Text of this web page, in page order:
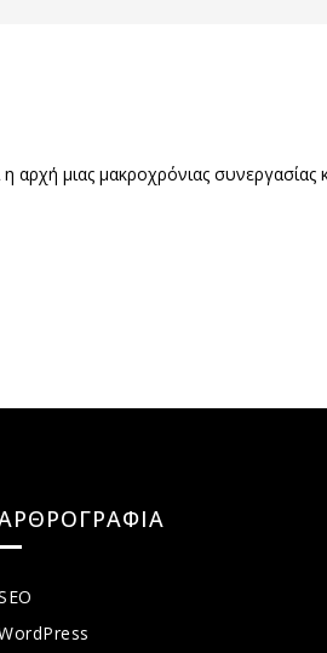
αρχή μιας μακροχρόνιας